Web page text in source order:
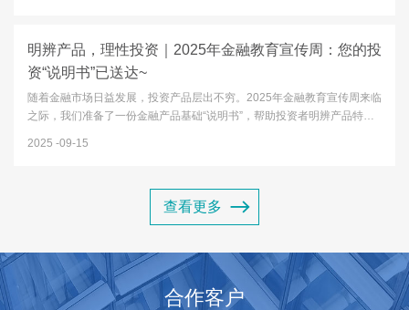
明辨产品，理性投资｜2025年金融教育宣传周：您的投
资“说明书”已送达~
随着金融市场日益发展，投资产品层出不穷。2025年金融教育宣传周来临
之际，我们准备了一份金融产品基础“说明书”，帮助投资者明辨产品特
2025 09-15
查看更多
合作客户